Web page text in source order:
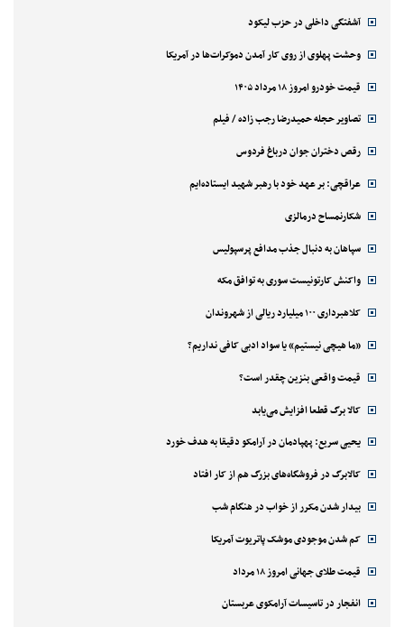
آشفتگی داخلی در حزب لیکود
وحشت پهلوی از روی کار آمدن دموکرات‌ها در آمریکا
قیمت خودرو امروز ۱۸ مرداد ۱۴۰۵
تصاویر حجله حمیدرضا رجب زاده / فیلم
رقص دختران جوان درباغ فردوس
عراقچی: بر عهد خود با رهبر شهید ایستاده‌ایم
شکارنمساح درمالزی
سپاهان به دنبال جذب مدافع پرسپولیس
واکنش کارتونیست سوری به توافق مکه
کلاهبرداری ۱۰۰ میلیارد ریالی از شهروندان
«ما هیچی نیستیم» یا سواد ادبی کافی نداریم؟
قیمت واقعی بنزین چقدر است؟
کالا برگ قطعا افزایش می‌یابد
یحیی سریع: پهپادمان در آرامکو دقیقا به هدف خورد
کالابرگ در فروشگاه‌های بزرگ هم از کار افتاد
بیدار شدن مکرر از خواب در هنگام شب
کم شدن موجودی موشک پاتریوت آمریکا
قیمت طلای جهانی امروز ۱۸ مرداد
انفجار در تاسیسات آرامکوی عربستان